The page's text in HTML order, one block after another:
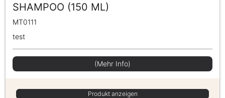
SHAMPOO (150 ML)
MT0111
test
(Mehr Info)
Produkt anzeigen